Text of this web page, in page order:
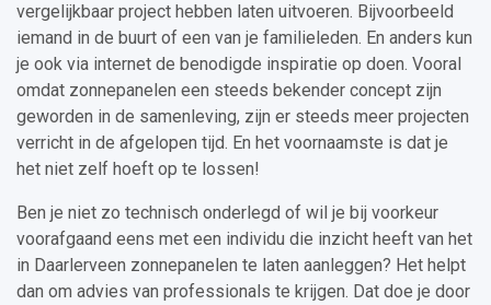
vergelijkbaar project hebben laten uitvoeren. Bijvoorbeeld
iemand in de buurt of een van je familieleden. En anders kun
je ook via internet de benodigde inspiratie op doen. Vooral
omdat zonnepanelen een steeds bekender concept zijn
geworden in de samenleving, zijn er steeds meer projecten
verricht in de afgelopen tijd. En het voornaamste is dat je
het niet zelf hoeft op te lossen!
Ben je niet zo technisch onderlegd of wil je bij voorkeur
voorafgaand eens met een individu die inzicht heeft van het
in Daarlerveen zonnepanelen te laten aanleggen? Het helpt
dan om advies van professionals te krijgen. Dat doe je door